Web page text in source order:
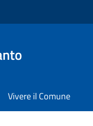
Vivere il Comune